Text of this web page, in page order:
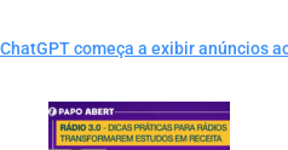
ChatGPT começa a exibir anúncios